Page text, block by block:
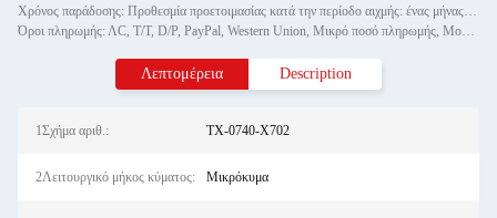
Χρόνος παράδοσης: Προθεσμία προετοιμασίας κατά την περίοδο αιχμής: ένας μήνας, εκτός εποχής: εντός 15 εργάσιμων ημερών
Όροι πληρωμής: ΛC, T/T, D/P, PayPal, Western Union, Μικρό ποσό πληρωμής, Money Gram
Λεπτομέρεια Description
1Σχήμα αριθ.: TX-0740-X702
2Λειτουργικό μήκος κύματος: Μικρόκυμα